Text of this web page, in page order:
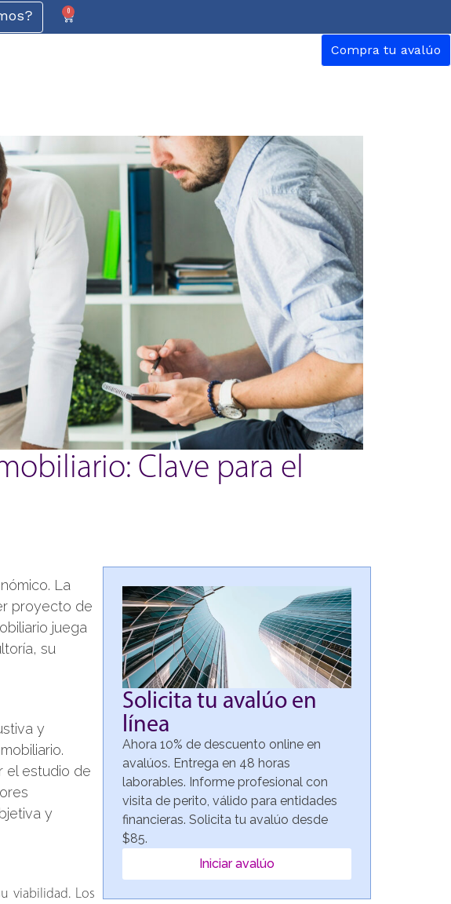
0
Compra tu avalúo
Clave para el
La
proyecto de
juega
su
y
el estudio de
y
viabilidad. Los
Solicita tu avalúo en
línea
Ahora 10% de descuento online en
avalúos. Entrega en 48 horas
laborables. Informe profesional con
visita de perito, válido para entidades
financieras. Solicita tu avalúo desde
$85.
Iniciar avalúo